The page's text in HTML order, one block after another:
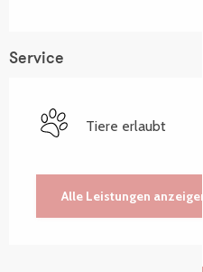
Service
Tiere erlaubt
Alle Leistungen anzeigen